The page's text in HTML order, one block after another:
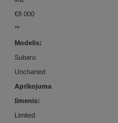
€8 000
**
Modelis:
Subaru
Uncharted
Aprīkojuma
līmenis:
Limited